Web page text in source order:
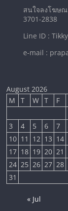
สนใจลงโฆษ
3701-2838
Line ID :
e-mail :
August 2026
M
T W T F
3
4 5 6 7
10 11 12 13 14
17 18 19 20 21
24 25 26 27 28
31
« Jul